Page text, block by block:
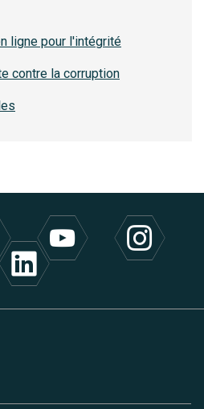
ligne pour l'intégrité
contre la corruption